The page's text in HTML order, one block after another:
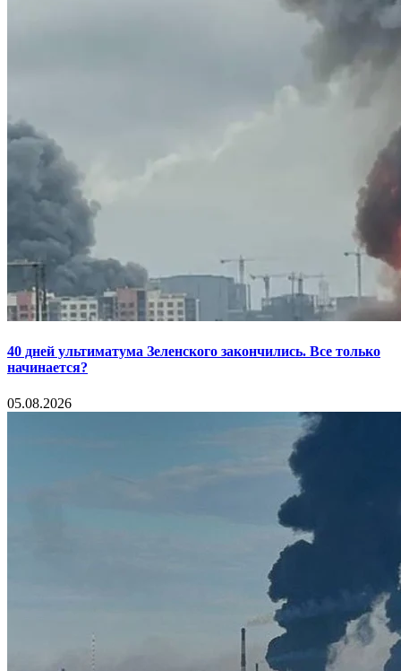
40 дней ультиматума Зеленского закончились. Все только
начинается?
05.08.2026